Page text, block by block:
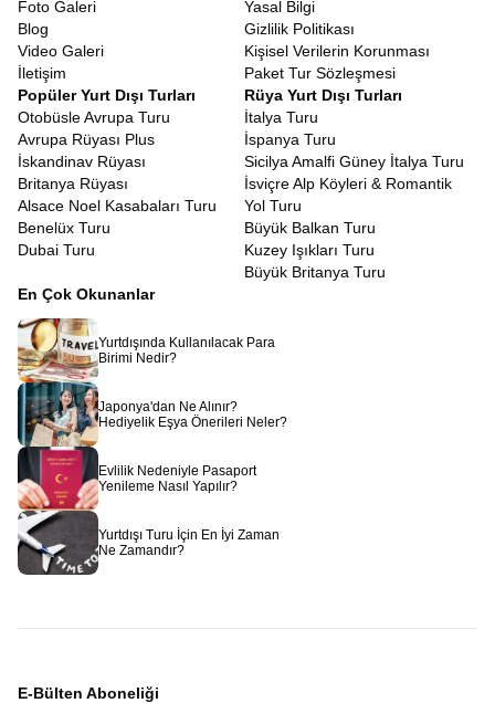
gereklidir. Biz de Avrupa Rüyası olarak Güney Fransa turu vize
konusunda sizlere tam destek sunuyoruz. Evrak hazırlığından
randevu süreçlerine kadar tüm aşamalarda danışmanlarımız
yanınızda oluyor. Bazı pasaport türlerinin vizeden muaf olması ise
ayrı bir kolaylık sağlıyor. Başvuru sürecinin nasıl ilerleyeceğini
size adım adım aktarıyoruz.
Fransa Rivierası Turu Ekstra Turlar Dahil
Birçoğunun aklına yaz ayları gelse de,
Fransa Rivierası kış turu
bambaşka bir huzur taşıyor. Yaz kalabalığı yok, şehirler daha
sakin, manzaralar daha dingin. Kışın bile ılıman olan iklim
sayesinde dış mekânların tadını çıkarabilir, Provence’ın sessiz
köylerinde fotoğraf çekebilir, sahil boyunca romantik yürüyüşler
yapabilirsiniz. Kış döneminde otellerin uygun fiyatlarla hizmet
vermesi ise ekstra bir avantaj sunuyor.
Avrupa Rüyası olarak hazırladığımız bu tur, yalnızca bir yolculuk
değil, duyularınızı besleyen, ruhunuzu dinlendiren, estetik algınızı
genişleten bir deneyimdir.
Turuile Provence köyleri, şarap bağları, lüks sahil kasabaları ve
tarih dolu şehirler. Hepsi aynı programın içinde birleşiyor. Eğer siz
de Akdeniz’in güneşine, Provence’ın lavanta kokulu sokaklarına
ve Rivierası’nın zarafetine dokunmak istiyorsanız doğru
yerdesiniz. Bu masalsı yolculuğu birlikte gerçekleştirmek için
Avrupa Rüyası
Foto Galeri
Blog
Video Galeri
İletişim
Yasal Bilgi
Gizlilik Politikası
Kişisel Verilerin Korunması
Paket Tur Sözleşmesi
Popüler Yurt Dışı Turları
Otobüsle Avrupa Turu
Avrupa Rüyası Plus
İskandinav Rüyası
Britanya Rüyası
Alsace Noel Kasabaları Turu
Benelüx Turu
Dubai Turu
Rüya Yurt Dışı Turları
İtalya Turu
İspanya Turu
Sicilya Amalfi Güney İtalya Turu
İsviçre Alp Köyleri & Romantik
Yol Turu
Büyük Balkan Turu
Kuzey Işıkları Turu
Büyük Britanya Turu
En Çok Okunanlar
Yurtdışında Kullanılacak Para
Birimi Nedir?
Japonya'dan Ne Alınır?
Hediyelik Eşya Önerileri Neler?
Evlilik Nedeniyle Pasaport
Yenileme Nasıl Yapılır?
Yurtdışı Turu İçin En İyi Zaman
Ne Zamandır?
E-Bülten Aboneliği